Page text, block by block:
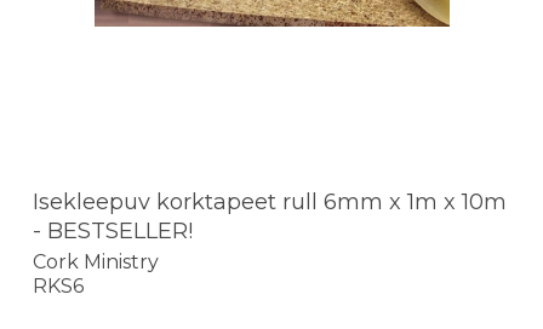
Isekleepuv korktapeet rull 6mm x 1m x 10m
- BESTSELLER!
Cork Ministry
RKS6